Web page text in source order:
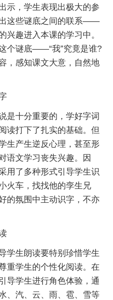
示，学生表现出极大的参
这些谜底之间的联系——
兴趣进入本课的学习中。
个谜底——“我”究竟是谁?
，感知课文大意，自然地
是十分重要的，学好字词
读打下了扎实的基础。但
生产生逆反心理，甚至形
语文学习丧失兴趣。因
用了多种形式引导学生识
火车，找找他的孪生兄
的氛围中主动识字，不亦
学生朗读要特别珍惜学生
重学生的个性化阅读。在
导学生进行角色体验，通
、汽、云、雨、雹、雪等